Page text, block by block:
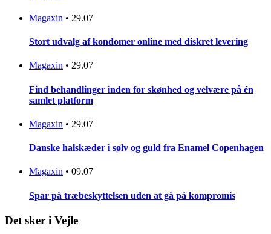
Magaxin • 29.07
Stort udvalg af kondomer online med diskret levering
Magaxin • 29.07
Find behandlinger inden for skønhed og velvære på én
samlet platform
Magaxin • 29.07
Danske halskæder i sølv og guld fra Enamel Copenhagen
Magaxin • 09.07
Spar på træbeskyttelsen uden at gå på kompromis
Det sker i Vejle